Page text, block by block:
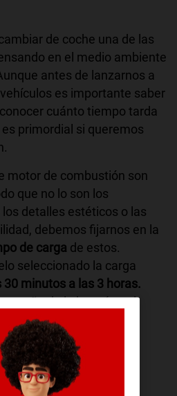
de coche una de las
en el medio ambiente
antes de lanzarnos a
es importante saber
cuánto tiempo tarda
primordial si queremos
motor de combustión son
que no lo son los
detalles estéticos o las
debemos fijarnos en la
de carga de estos.
seleccionado la carga
minutos a las 3 horas.
de la batería y el
en el
de un coche